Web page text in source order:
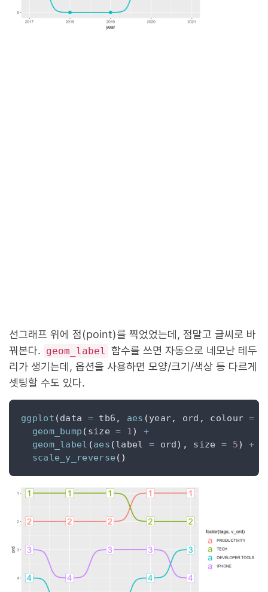
선그래프 위에 점(point)를 찍었었는데, 점말고 글씨로 바
꿔본다. geom_label 함수를 쓰면 자동으로 네모난 테두
리가 생기는데, 옵션을 사용하면 모양/크기/색상 등 다르게
셋팅할 수도 있다.
ggplot (data = tb6 , aes (year, ord , colour =
geom_bump ( size = 1)
+
geom_label (aes (label = ord), size = 5)
+
scale_y_reverse ()